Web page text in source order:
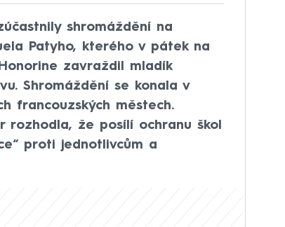
shromáždění na
Patyho, kterého v pátek na
zavraždil mladík
Shromáždění se konala v
francouzských městech.
rozhodla, že posílí ochranu škol
proti jednotlivcům a